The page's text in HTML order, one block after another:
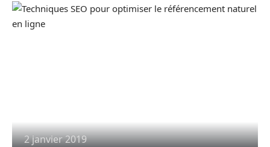
2 janvier 2019